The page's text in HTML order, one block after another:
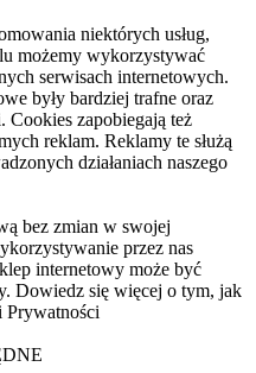
niektórych usług,
możemy wykorzystywać
serwisach internetowych.
były bardziej trafne oraz
Cookies zapobiegają też
reklam. Reklamy te służą
działaniach naszego
bez zmian w swojej
przez nas
internetowy może być
Dowiedz się więcej o tym, jak